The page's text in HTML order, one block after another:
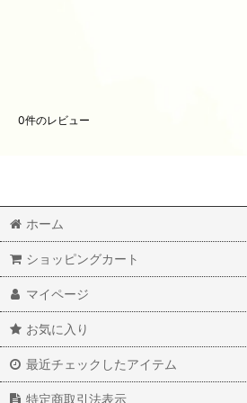
0件のレビュー
ホーム
ショッピングカート
マイページ
お気に入り
最近チェックしたアイテム
特定商取引法表示